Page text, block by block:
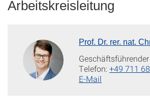
Arbeitskreisleitung
Prof. Dr. rer. nat.
Telefon:+49 711
E-Mail